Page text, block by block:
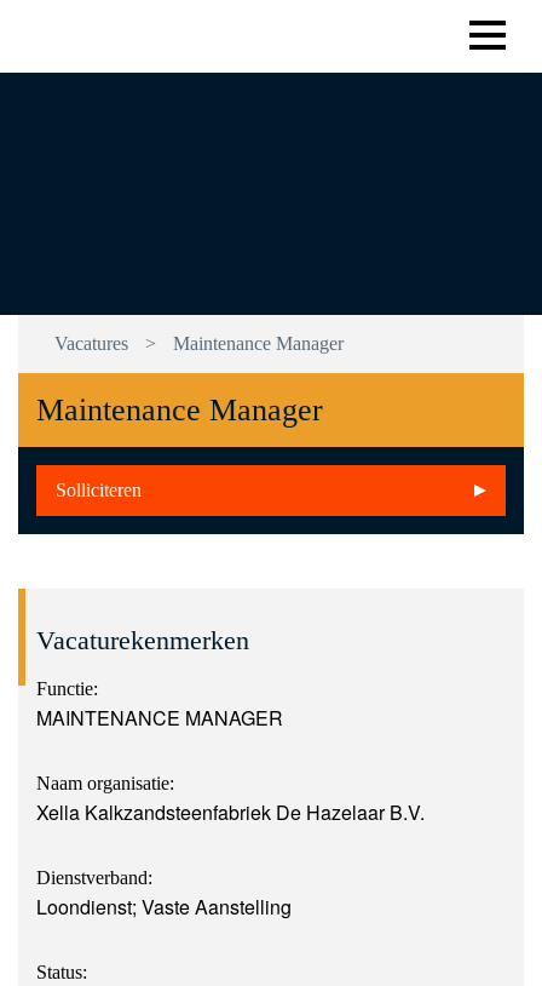
Vacatures > Maintenance Manager
Maintenance Manager
Solliciteren
Vacaturekenmerken
Functie:
MAINTENANCE MANAGER
Naam organisatie:
Xella Kalkzandsteenfabriek De Hazelaar B.V.
Dienstverband:
Loondienst; Vaste Aanstelling
Status: